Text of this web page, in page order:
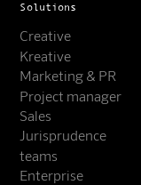
Solutions
Creative
Kreative
Marketing & PR
Project manager
Sales
Jurisprudence
teams
Enterprise